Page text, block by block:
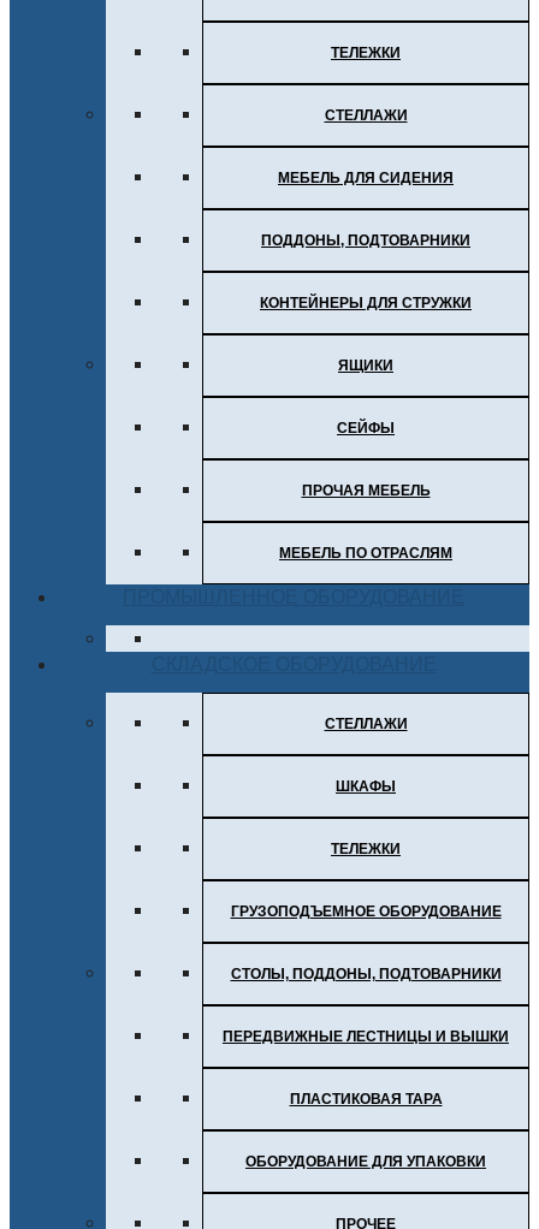
ТЕЛЕЖКИ
СТЕЛЛАЖИ
МЕБЕЛЬ ДЛЯ СИДЕНИЯ
ПОДДОНЫ, ПОДТОВАРНИКИ
КОНТЕЙНЕРЫ ДЛЯ СТРУЖКИ
ЯЩИКИ
СЕЙФЫ
ПРОЧАЯ МЕБЕЛЬ
МЕБЕЛЬ ПО ОТРАСЛЯМ
СТЕЛЛАЖИ
ШКАФЫ
ТЕЛЕЖКИ
ГРУЗОПОДЪЕМНОЕ ОБОРУДОВАНИЕ
СТОЛЫ, ПОДДОНЫ, ПОДТОВАРНИКИ
ПЕРЕДВИЖНЫЕ ЛЕСТНИЦЫ И ВЫШКИ
ПЛАСТИКОВАЯ ТАРА
ОБОРУДОВАНИЕ ДЛЯ УПАКОВКИ
ПРОЧЕЕ